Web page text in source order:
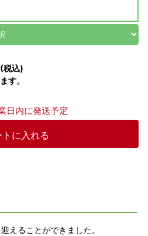
税込)
す。
日内に発送予定
えることができました。